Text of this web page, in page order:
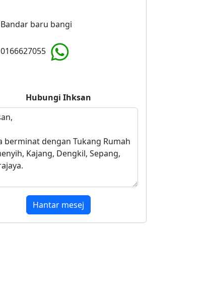
Bandar baru bangi
0166627055
Hubungi Ihksan
Hantar mesej